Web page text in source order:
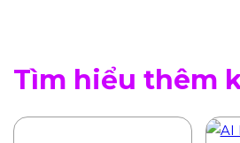
Tìm hiểu thêm